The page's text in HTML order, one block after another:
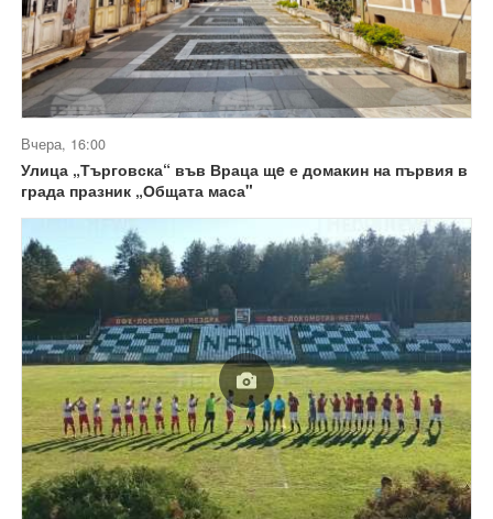
Вчера, 16:00
Улица „Търговска“ във Враца щe е домакин на първия в
града празник „Общата маса"